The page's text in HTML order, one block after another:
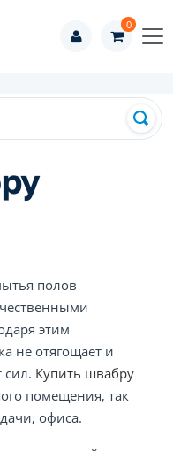
0
полов
этим
не отягощает и
сил. Купить швабру
помещения, так
офиса.